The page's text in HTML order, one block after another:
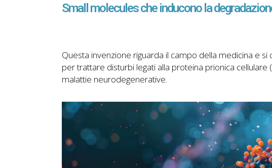
Small molecules che inducono la
Questa invenzione riguarda il campo della medicina e
per trattare disturbi legati alla proteina prionica cellulare
malattie neurodegenerative.